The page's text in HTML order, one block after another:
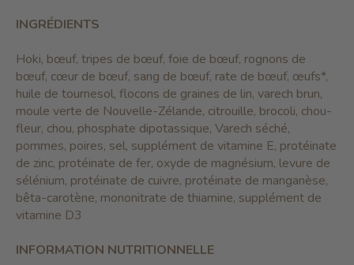
INGRÉDIENTS
Hoki, bœuf, tripes de bœuf, foie de bœuf, rognons de
bœuf, cœur de bœuf, sang de bœuf, rate de bœuf, œufs*,
huile de tournesol, flocons de graines de lin, varech brun,
moule verte de Nouvelle-Zélande, citrouille, brocoli, chou-
fleur, chou, phosphate dipotassique, Varech séché,
pommes, poires, sel, supplément de vitamine E, protéinate
de zinc, protéinate de fer, oxyde de magnésium, levure de
sélénium, protéinate de cuivre, protéinate de manganèse,
bêta-carotène, mononitrate de thiamine, supplément de
vitamine D3
INFORMATION NUTRITIONNELLE